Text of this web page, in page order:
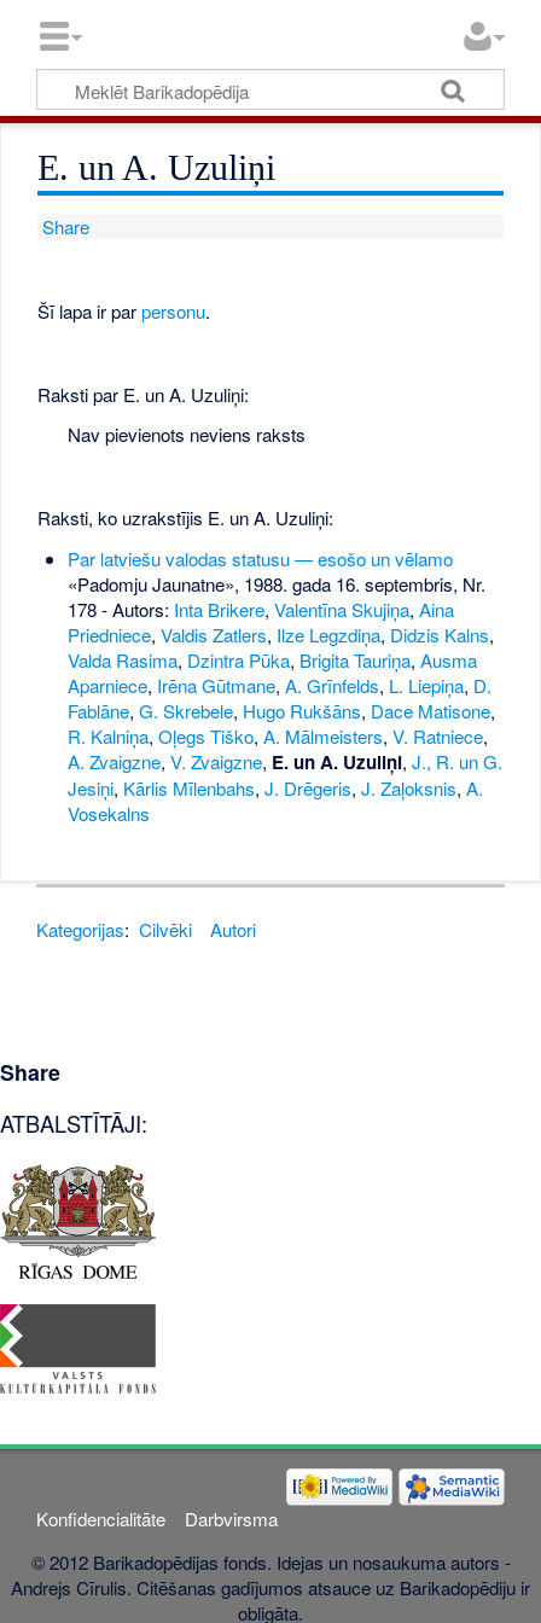
E. un A. Uzuliņi
Share
Šī lapa ir parpersonu.
Raksti par E. un A. Uzuliņi:
Nav pievienots neviens raksts
Raksti, ko uzrakstījis E. un A. Uzuliņi:
Par latviešu valodas statusu — esošo un vēlamo
«Padomju Jaunatne», 1988. gada 16. septembris, Nr.
178- Autors: Inta Brikere, Valentīna Skujiņa, Aina
Priedniece, Valdis Zatlers, Ilze Legzdiņa, Didzis Kalns,
Valda Rasima, Dzintra Pūka, Brigita Tauriņa, Ausma
Aparniece, Irēna Gūtmane, A. Grīnfelds, L. Liepiņa, D.
Fablāne, G. Skrebele, Hugo Rukšāns, Dace Matisone,
R. Kalniņa, Oļegs Tiško, A. Mālmeisters, V. Ratniece,
A. Zvaigzne, V. Zvaigzne, E. un A. Uzuliņi, J., R. un G.
Jesiņi, Kārlis Mīlenbahs, J. Drēgeris, J. Zaļoksnis, A.
Vosekalns
Kategorijas: Cilvēki Autori
Share
ATBALSTĪTĀJI:
Konfidencialitāte
Darbvirsma
© 2012 Barikadopēdijas fonds. Idejas un nosaukuma autors -
Andrejs Cīrulis. Citēšanas gadījumos atsauce uz Barikadopēdiju ir
obligāta.